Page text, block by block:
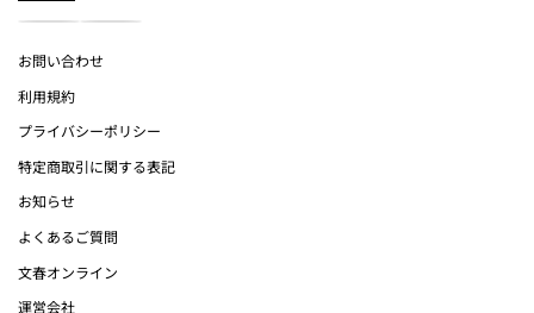
お問い合わせ
利用規約
プライバシーポリシー
特定商取引に関する表記
お知らせ
よくあるご質問
文春オンライン
運営会社